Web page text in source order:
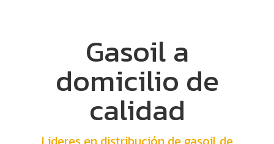
Gasoil a
domicilio de
calidad